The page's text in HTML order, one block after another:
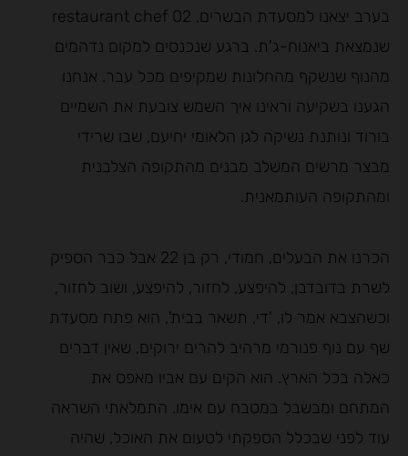
בערב יצאנו למסעדת הבשרים, restaurant chef 02
שנמצאת ביאנוח-ג'ת. ברגע שנכנסים למקום נדהמים
מהנוף שנשקף מהחלונות שמקיפים מכל עבר. אנחנו
הגענו בשקיעה וראינו איך השמש צובעת את השמיים
בורוד ונותנת נשיקה לגן הלאומי יחיעם, שבו שרידי
מבצר מרשים המשלב מבנים מהתקופה הצלבנית
ומהתקופה העותמאנית.
הכרנו את הבעלים, חמודי, רק בן 22 אבל כבר הספיק
לשרת בדובדבן, להיפצע, לחזור, להיפצע, ושוב לחזור,
וכשהצבא אמר לו, 'די, תשאר בבית', הוא פתח מסעדת
שף עם נוף פנורמי מרהיב להרים ירוקים, שאין דברים
כאלה בכל הארץ. הוא הקים עם אביו מאפס את
המתחם ומבשבל במטבח עם אימו. התמלאתי השראה
עוד לפני שבכלל הספקתי לטעום את האוכל, שהיה